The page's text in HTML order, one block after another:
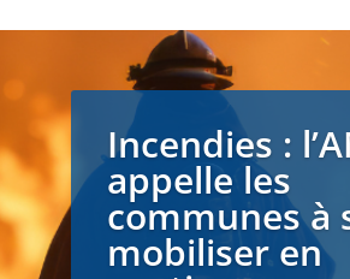
Incendies :
appelle les
communes à
mobiliser en